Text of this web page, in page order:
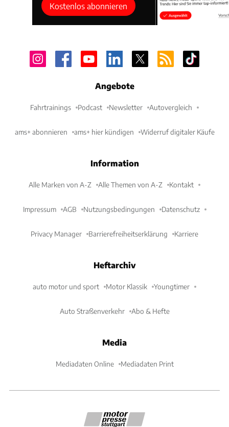
Kostenlos abonnieren
Angebote
Fahrtrainings Podcast Newsletter Autovergleich
ams+ abonnieren ams+ hier kündigen Widerruf digitaler Käufe
Information
Alle Marken von A-Z Alle Themen von A-Z Kontakt
Impressum AGB Nutzungsbedingungen Datenschutz
Privacy Manager Barrierefreiheitserklärung Karriere
Heftarchiv
auto motor und sport Motor Klassik Youngtimer
Auto Straßenverkehr Abo & Hefte
Media
Mediadaten Online Mediadaten Print